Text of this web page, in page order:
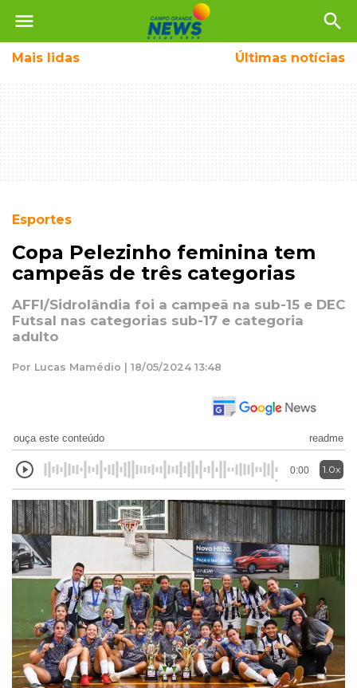
menu search
Mais lidas Últimas notícias
Esportes
Copa Pelezinho feminina tem
campeãs de três categorias
AFFI/Sidrolândia foi a campeã na sub-15 e DEC
Futsal nas categorias sub-17 e categoria
adulto
Por Lucas Mamédio | 18/05/2024 13:48
ouça este conteúdo readme
0:00 1.0x